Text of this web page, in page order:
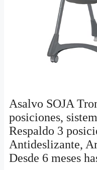
Asalvo SOJA
posiciones,
Respaldo 3
Antideslizante,
Desde 6 meses